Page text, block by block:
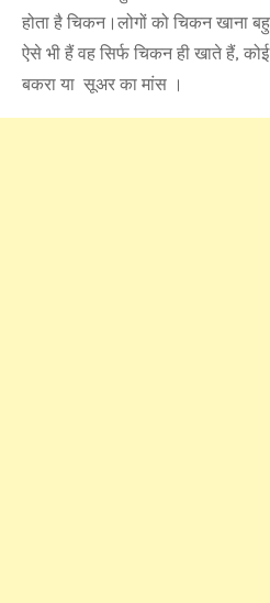
होता है चिकन।लोगों को चिकन खाना
ऐसे भी हैं वह सिर्फ चिकन ही खाते हैं,
बकरा या सूअर का मांस ।